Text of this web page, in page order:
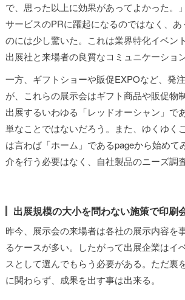
で、思った以上に効果があってよかった。
サービスのPRに躍起になるのではなく、
のには少し驚いた。これは業界特化イベン
出展社と来場者の良質なコミュニケーショ
一方、ギフトショーや販促EXPOなど、発
が、これらの展示会はギフト商品や販促物
出展するいわゆる「レッドオーシャン」で
単なことではないだろう。また、ゆくゆく
は言わば「ホーム」であるpageから始め
介を行う必要はなく、自社製品のニーズ調
出展規模の大小を問わない施策で印刷
昨今、展示会の来場者は各社の展示内容を
るケースが多い。したがって出展企業はイ
スとして選んでもらう必要がある。ただ
に関わらず、成果を出す事は出来る。